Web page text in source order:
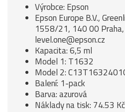
Výrobce: Epson
Epson Europe B.V.,
1558/21, 140 00 Praha,
level.one@epson.cz
Kapacita: 6,5 ml
Model 1: T1632
Model 2:
Balení: 1-pack
Barva: azurová
Náklady na tisk: 74.53